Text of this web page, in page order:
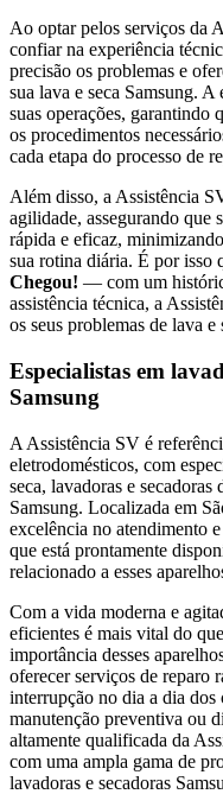
Ao optar pelos serviços da
confiar na experiência
precisão os problemas e
sua lava e seca Samsung. A
suas operações, garantindo
os procedimentos
cada etapa do processo de
Além disso, a Assistência
agilidade, assegurando que
rápida e eficaz,
sua rotina diária. É por isso
Chegou! — com um
assistência técnica, a
os seus problemas de lava e
Especialistas em
Samsung
A Assistência SV é
eletrodomésticos, com
seca, lavadoras e
Samsung. Localizada em
excelência no atendimento
que está prontamente
relacionado a esses
Com a vida moderna e
eficientes é mais vital do
importância desses
oferecer serviços de reparo
interrupção no dia a dia dos
manutenção preventiva ou
altamente qualificada da
com uma ampla gama de
lavadoras e secadoras